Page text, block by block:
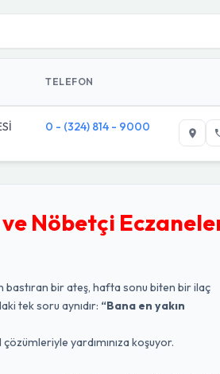
TELEFON
0 - (324) 814 - 9000
ve Nöbetçi
bastıran bir ateş, hafta sonu biten bir ilaç
tek soru aynıdır: “Bana en yakın
yardımınıza koşuyor.